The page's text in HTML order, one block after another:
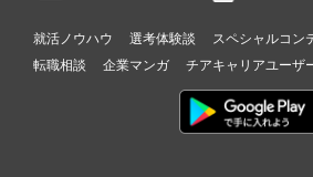
就活ノウハウ 選考体験談 スペシャルコン
転職相談
企業マンガ チアキャリアユーザ